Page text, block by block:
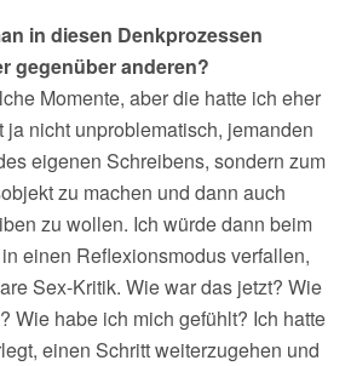
in diesen Denkprozessen
gegenüber anderen?
Momente, aber die hatte ich eher
ja nicht unproblematisch, jemanden
eigenen Schreibens, sondern zum
zu machen und dann auch
zu wollen. Ich würde dann beim
einen Reflexionsmodus verfallen,
Sex-Kritik. Wie war das jetzt? Wie
Wie habe ich mich gefühlt? Ich hatte
einen Schritt weiterzugehen und